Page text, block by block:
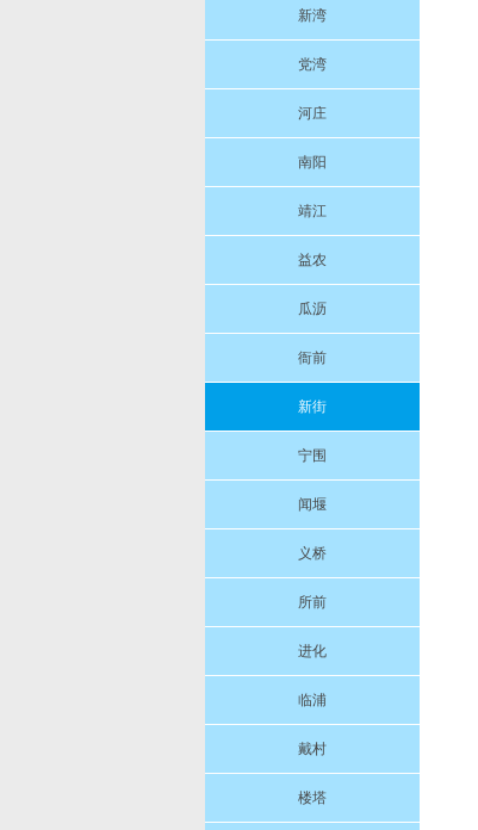
新湾
党湾
河庄
南阳
靖江
益农
瓜沥
衙前
新街
宁围
闻堰
义桥
所前
进化
临浦
戴村
楼塔